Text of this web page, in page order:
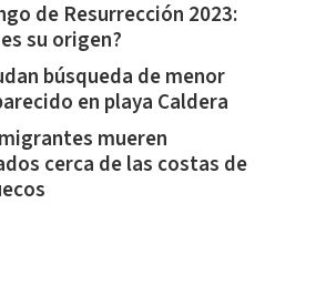
de Resurrección 2023:
su origen?
búsqueda de menor
en playa Caldera
mueren
cerca de las costas de